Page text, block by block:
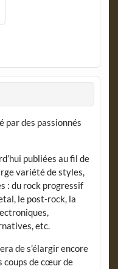
par des passionnés
publiées au fil de
variété de styles,
: du rock progressif
le post-rock, la
etc.
de s’élargir encore
coups de cœur de